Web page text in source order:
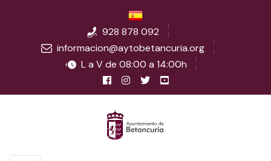
928 878 092
informacion@aytobetancuria.org
L a V de 08:00 a 14:00h